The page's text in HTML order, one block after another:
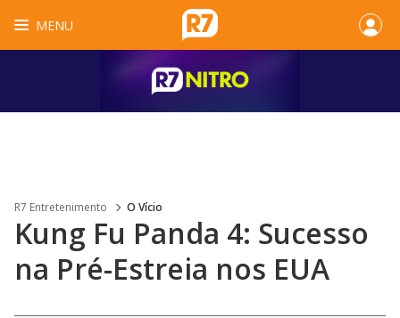
MENU
R7 Entretenimento O Vício
Kung Fu Panda 4: Sucesso
na Pré-Estreia nos EUA